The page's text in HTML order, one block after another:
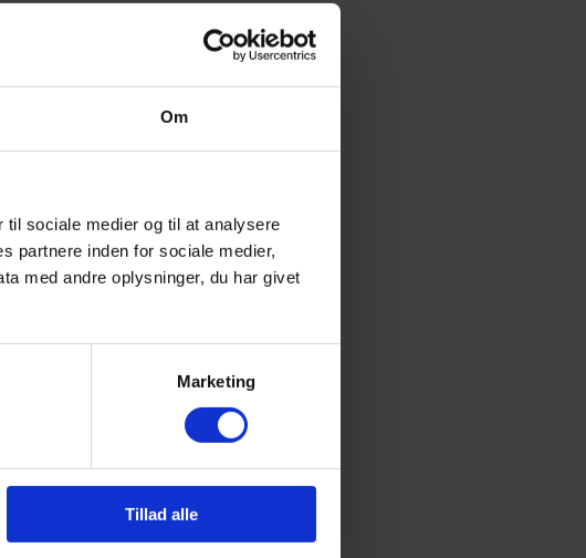
Om
sociale medier og til at analysere
partnere inden for sociale medier,
med andre oplysninger, du har givet
Marketing
Tillad alle